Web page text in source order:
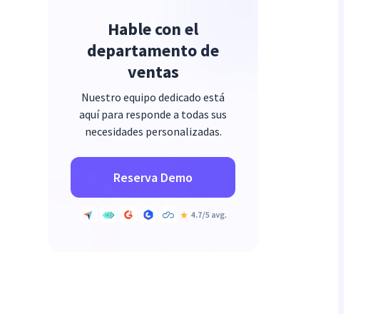
Preguntas frecuentes: Cómo
elegir la herramienta adecuada
A dónde ir desde aquí
Hable con el
departamento de
ventas
Nuestro equipo dedicado está
aquí para responde a todas sus
necesidades personalizadas.
Reserva Demo